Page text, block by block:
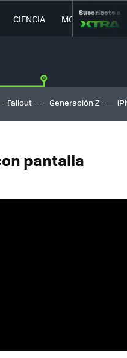
CIENCIA MOVILIDAD
Suscríbete a
Fallout Generación Z
pantalla